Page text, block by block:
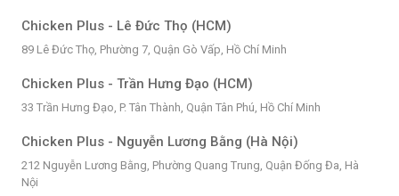
Chicken Plus - Lê Đức Thọ (HCM)
89 Lê Đức Thọ, Phường 7, Quận Gò Vấp, Hồ Chí Minh
Chicken Plus - Trần Hưng Đạo (HCM)
33 Trần Hưng Đạo, P. Tân Thành, Quận Tân Phú, Hồ Chí Minh
Chicken Plus - Nguyễn Lương Bằng (Hà Nội)
212 Nguyễn Lương Bằng, Phường Quang Trung, Quận Đống Đa, Hà
Nội